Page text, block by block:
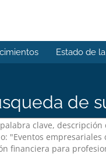
Estado de
de